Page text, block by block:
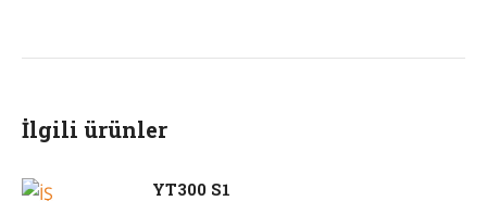
İlgili ürünler
YT300 S1